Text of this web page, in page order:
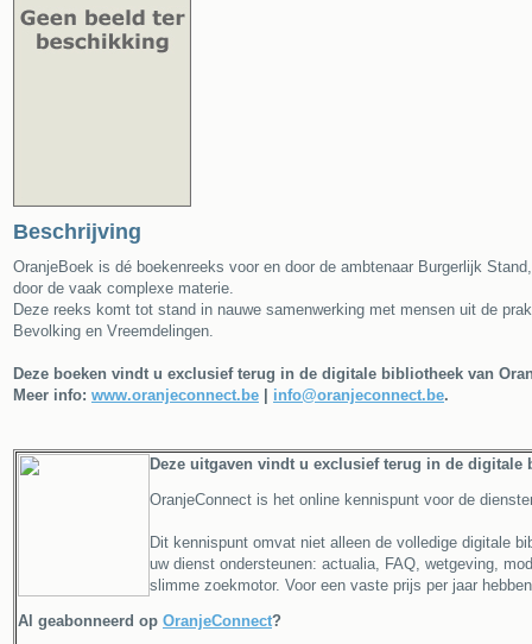
Beschrijving
OranjeBoek is dé boekenreeks voor en door de ambtenaar Burgerlijk
door de vaak complexe materie.
Deze reeks komt tot stand in nauwe samenwerking met mensen uit de
Bevolking en Vreemdelingen.
Deze boeken vindt u exclusief terug in de digitale bibliotheek van
Meer info: www.oranjeconnect.be info@oranjeconnect.be.
Deze uitgaven vindt u exclusief terug in de
OranjeConnect is het online kennispunt voor de
Dit kennispunt omvat niet alleen de volledige digitale
uw dienst ondersteunen: actualia, FAQ, wetgeving,
slimme zoekmotor. Voor een vaste prijs per jaar
Al geabonneerd op OranjeConnect?